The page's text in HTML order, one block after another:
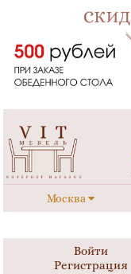
Москва
Войти
Регистрация